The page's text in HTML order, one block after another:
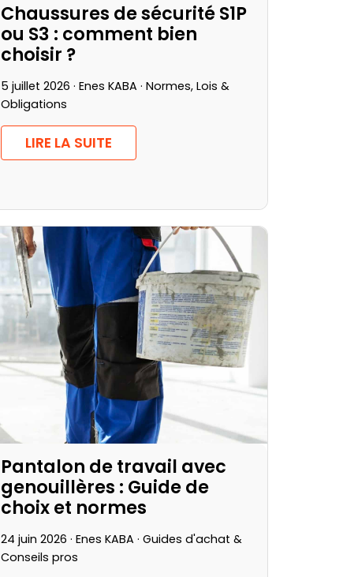
Chaussures de sécurité S1P
ou S3 : comment bien
choisir ?
5 juillet 2026 · Enes KABA · Normes, Lois &
Obligations
LIRE LA SUITE
Pantalon de travail avec
genouillères : Guide de
choix et normes
24 juin 2026 · Enes KABA · Guides d'achat &
Conseils pros